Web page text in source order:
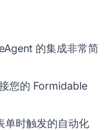
的集成非常简
您的 Formidable
单时触发的自动化